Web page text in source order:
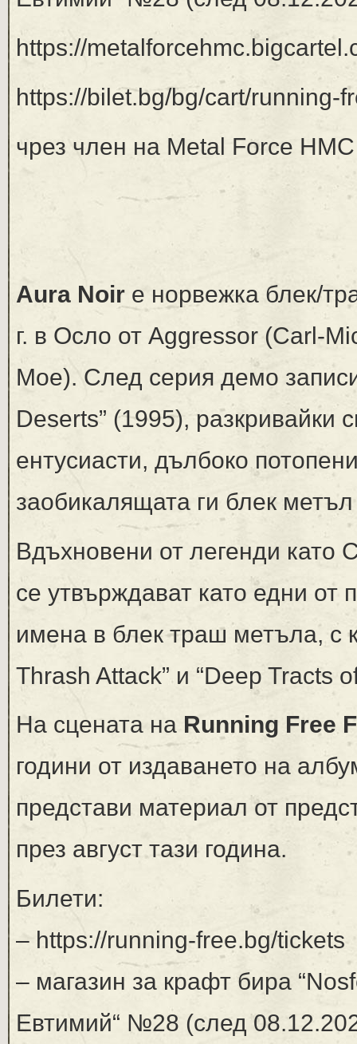
https://
https://bilet.bg/bg/cart/running-
чрез член на Metal Force HMC
Aura Noir е норвежка блек/
г. в Осло от Aggressor (Carl-
Moe). След серия демо
Deserts” (1995), разкривайки
ентусиасти, дълбоко
заобикалящата ги блек
Вдъхновени от легенди като
се утвърждават като едни
имена в блек траш метъла, с
Thrash Attack” и “Deep Tracts
На сцената на Running Free
години от издаването на
представи материал от
през август тази година.
Билети:
– https://running-free.bg/tickets
– магазин за крафт бира
Евтимий“ №28 (след